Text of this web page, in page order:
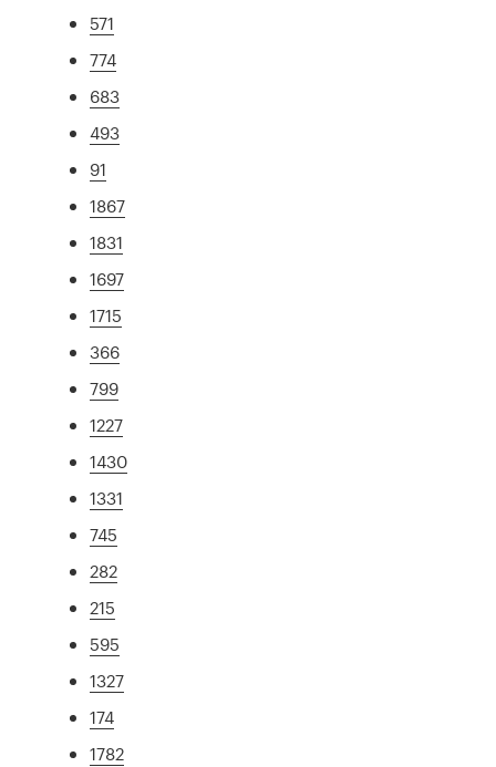
571
774
683
493
91
1867
1831
1697
1715
366
799
1227
1430
1331
745
282
215
595
1327
174
1782